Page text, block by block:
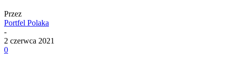
Przez
Portfel Polaka
-
2 czerwca 2021
0